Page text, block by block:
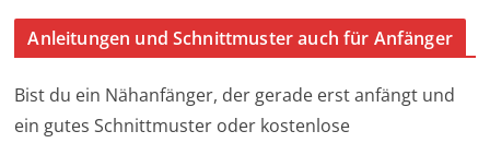
Anleitungen und Schnittmuster auch für Anfänger
Bist du ein Nähanfänger, der gerade erst anfängt und
ein gutes Schnittmuster oder kostenlose